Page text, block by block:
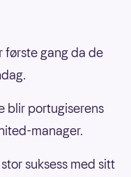
første gang da de
portugiserens
manager.
suksess med sitt